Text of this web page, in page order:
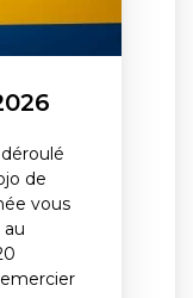
de
vous